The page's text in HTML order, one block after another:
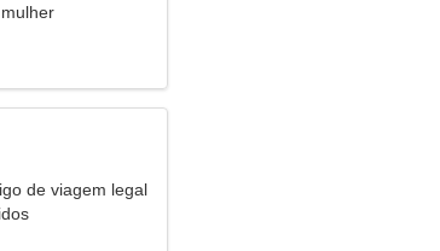
de viagem legal